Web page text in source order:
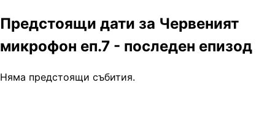
Предстоящи дати за Червеният
микрофон еп.7 - последен епизод
Няма предстоящи събития.